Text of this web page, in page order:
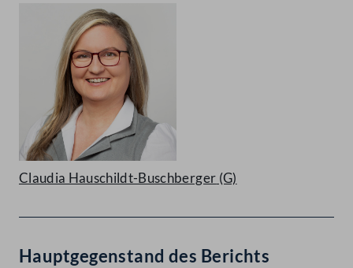
Claudia Hauschildt-Buschberger (G)
Hauptgegenstand des Berichts